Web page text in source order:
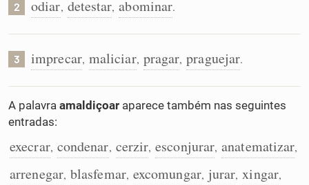
Conexões
Caça-palavras
2 odiar, detestar, abominar.
3 imprecar, maliciar, pragar, praguejar.
A palavra amaldiçoar aparece também nas seguintes
entradas:
execrar, condenar, cerzir, esconjurar, anatematizar,
arrenegar, blasfemar, excomungar, jurar, xingar,